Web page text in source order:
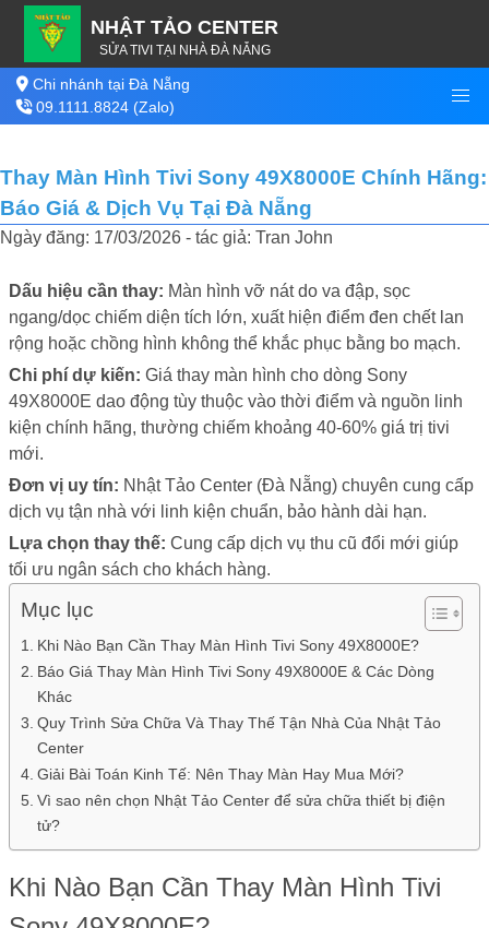
NHẬT TẢO CENTER
SỬA TIVI TẠI NHÀ ĐÀ NẴNG
Chi nhánh tại Đà Nẵng
09.1111.8824 (Zalo)
Thay Màn Hình Tivi Sony 49X8000E Chính Hãng:
Báo Giá & Dịch Vụ Tại Đà Nẵng
Ngày đăng: 17/03/2026 - tác giả: Tran John
Dấu hiệu cần thay: Màn hình vỡ nát do va đập, sọc
ngang/dọc chiếm diện tích lớn, xuất hiện điểm đen chết lan
rộng hoặc chồng hình không thể khắc phục bằng bo mạch.
Chi phí dự kiến: Giá thay màn hình cho dòng Sony
49X8000E dao động tùy thuộc vào thời điểm và nguồn linh
kiện chính hãng, thường chiếm khoảng 40-60% giá trị tivi
mới.
Đơn vị uy tín: Nhật Tảo Center (Đà Nẵng) chuyên cung cấp
dịch vụ tận nhà với linh kiện chuẩn, bảo hành dài hạn.
Lựa chọn thay thế: Cung cấp dịch vụ thu cũ đổi mới giúp
tối ưu ngân sách cho khách hàng.
Mục lục
Khi Nào Bạn Cần Thay Màn Hình Tivi Sony 49X8000E?
Báo Giá Thay Màn Hình Tivi Sony 49X8000E & Các Dòng
Khác
Quy Trình Sửa Chữa Và Thay Thế Tận Nhà Của Nhật Tảo
Center
Giải Bài Toán Kinh Tế: Nên Thay Màn Hay Mua Mới?
Vì sao nên chọn Nhật Tảo Center để sửa chữa thiết bị điện
tử?
Khi Nào Bạn Cần Thay Màn Hình Tivi